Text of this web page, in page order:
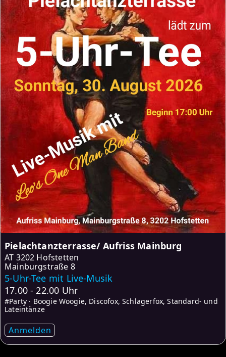
Pielachtanzterrasse/ Aufriss Mainburg
AT 3202 Hofstetten
Mainburgstraße 8
5-Uhr-Tee mit Live-Musik
17.00 - 22.00 Uhr
#Party · Boogie Woogie, Discofox, Schlagerfox, Standard- und
Lateintänze
Anmelden